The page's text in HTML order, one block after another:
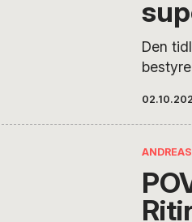
sociale
Den
tilfreds
blandt
Per